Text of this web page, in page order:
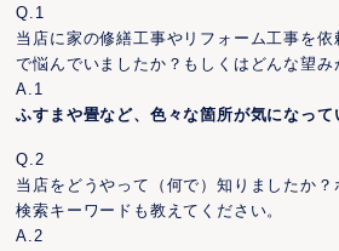
Q.1
当店に家の修繕工事やリフォーム工事を依
で悩んでいましたか？もしくはどんな望み
A.1
ふすまや畳など、色々な箇所が気になって
Q.2
当店をどうやって（何で）知りましたか？
検索キーワードも教えてください。
A.2